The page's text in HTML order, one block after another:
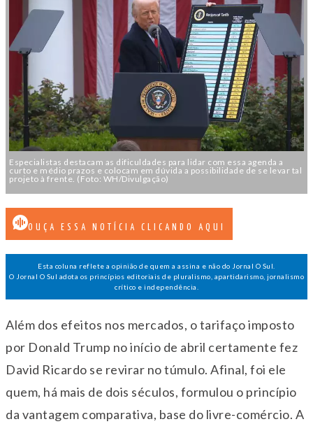
Especialistas destacam as dificuldades para lidar com essa agenda a
curto e médio prazos e colocam em dúvida a possibilidade de se levar tal
projeto à frente. (Foto: WH/Divulgação)
OUÇA ESSA NOTÍCIA CLICANDO AQUI
Esta coluna reflete a opinião de quem a assina e não do Jornal O Sul.
O Jornal O Sul adota os princípios editoriais de pluralismo, apartidarismo, jornalismo
crítico e independência.
Além dos efeitos nos mercados, o tarifaço imposto
por Donald Trump no início de abril certamente fez
David Ricardo se revirar no túmulo. Afinal, foi ele
quem, há mais de dois séculos, formulou o princípio
da vantagem comparativa, base do livre-comércio. A